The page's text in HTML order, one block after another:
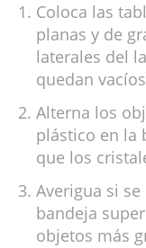
Coloca las
planas y de
laterales del
quedan
Alterna los
plástico en la
que los
Averigua si
bandeja
objetos más